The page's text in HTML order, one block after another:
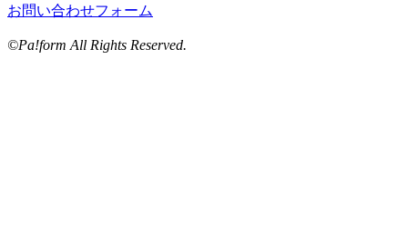
お問い合わせフォーム
©Pa!form All Rights Reserved.